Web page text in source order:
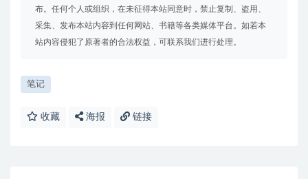
布。任何个人或组织，在未征得本站同意时，禁止复制、盗用、
采集、发布本站内容到任何网站、书籍等各类媒体平台。如若本
站内容侵犯了原著者的合法权益，可联系我们进行处理。
笔记
收藏 海报 链接